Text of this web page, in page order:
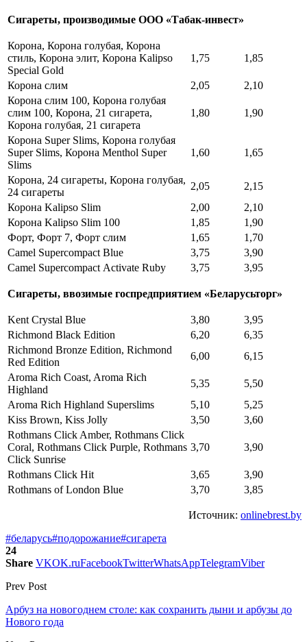
Сигареты, производимые ООО «Табак-инвест»
Корона, Корона голубая, Корона
стиль, Корона элит, Корона Kalipso
Special Gold
1,75 1,85
Корона слим 2,05
2,10
Корона слим 100, Корона голубая
слим 100, Корона, 21 сигарета,
Корона голубая, 21 сигарета
1,80 1,90
Корона Super Slims, Корона голубая
Super Slims, Корона Menthol Super
Slims
1,60 1,65
Корона, 24 сигареты, Корона голубая,
24 сигареты
2,05
2,15
Корона Kalipso Slim
2,00
2,10
Корона Kalipso Slim 100
1,85
1,90
Форт, Форт 7, Форт слим
1,65
1,70
Camel Supercompact Blue
3,75
3,90
Camel Supercompact Аctivate Ruby
3,75 3,95
Сигареты, ввозимые госпредприятием «Беларусьторг»
Kent Crystal Blue 3,80
3,95
Richmond Black Edition
6,20
6,35
Richmond Bronze Edition, Richmond
Red Edition
6,00
6,15
Aroma Rich Coast, Aroma Rich
Highland
5,35
5,50
Aroma Rich Highland Superslims
5,10
5,25
Kiss Brown, Kiss Jolly
3,50
3,60
Rothmans Click Amber, Rothmans Click
Coral, Rothmans Click Purple, Rothmans
Click Sunrise
3,70 3,90
Rothmans Click Hit 3,65
3,90
Rothmans of London Blue
3,70 3,85
Источник: onlinebrest.by
#беларусь#подорожание#сигарета
24
Share VKOK.ruFacebookTwitterWhatsAppTelegramViber
Prev Post
Арбуз на новогоднем столе: как сохранить дыни и арбузы до
Нового года